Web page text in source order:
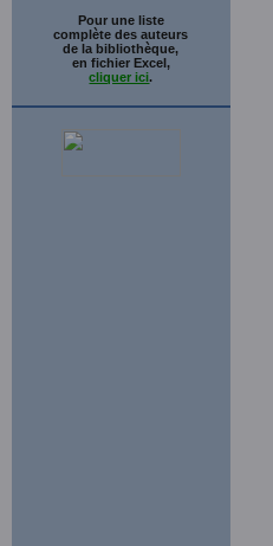
Pour une liste
complète des auteurs
de la bibliothèque,
en fichier Excel,
cliquer ici.